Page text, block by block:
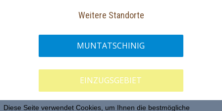
Weitere Standorte
MUNTATSCHINIG
EINZUGSGEBIET
Diese Seite verwendet Cookies, um Ihnen die bestmögliche